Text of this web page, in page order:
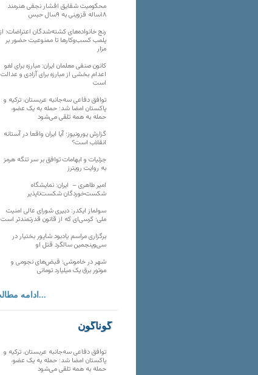
محکومیت شقایق افشار نجفی هنرمند
۱۸ساله قزوینی به ۹سال حبس
رنج خانواده‌های کشته‌شدگان اعتراضات؛ از
پلمب کسب‌وکارها تا ممنوعیت حضور بر
مزار
کانون صنفی معلمان ایران: مبارزه برای لغو
اعدام بخشی از مبارزه برای آزادی و عدالت
است
توافق دفاعی سه‌جانبه عربستان، ترکیه و
پاکستان امضا شد؛ حمله به یک عضو،
حمله به همه تلقی می‌شود
گزارش یورونیوز؛ آیا ایران واقعا در آستانه
انقلاب است؟
جزئیات و ابهامات توافق بر سر تنگه هرمز
به روایت رویترز
امیر طاهری – ایران: نمایشگاه
شکست‌خوردگان شکست‌ناپذیر
سولماز ایکدر: دبیری شورای عالی امنیت
ملی؛ کرسی‌ای که از قانون قدرتمندتر است
برگزاری مراسم یادبود شاپور بختیار در
سی‌وپنجمین سالگرد قتل او
شهر در خاموشی؛ قبض‌های نجومی و
موتور برق یک میلیارد تومانی
ادامه مطالب...
گوناگون
توافق دفاعی سه‌جانبه عربستان، ترکیه و
پاکستان امضا شد؛ حمله به یک عضو،
حمله به همه تلقی می‌شود